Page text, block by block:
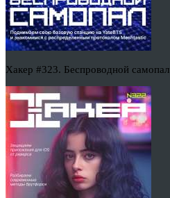
Хакер #323. Беспроводной самопал